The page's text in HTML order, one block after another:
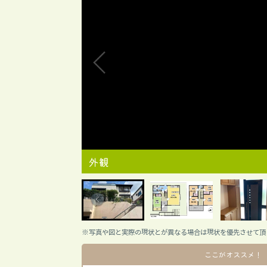
外観
※写真や図と実際の現状とが異なる場合は現状を優先させて頂
ここがオススメ！